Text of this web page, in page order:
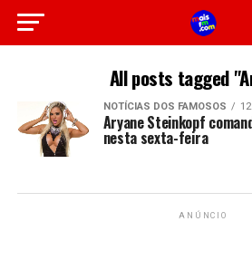
All posts tagged
NOTÍCIAS DOS FAMOSOS
Aryane Steinkopf
nesta sexta-feira
ANÚNCIO